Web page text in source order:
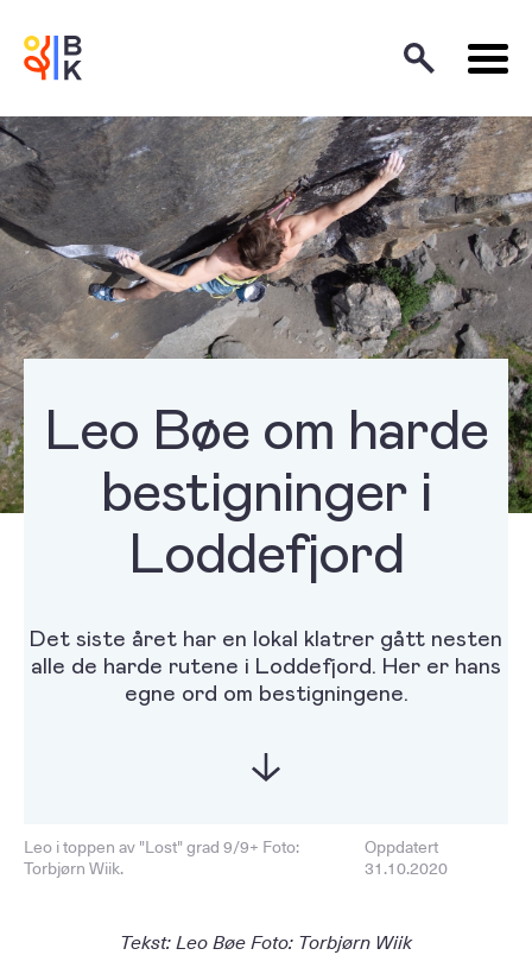
Leo Bøe om harde
bestigninger i
Loddefjord
Det siste året har en lokal klatrer gått nesten
alle de harde rutene i Loddefjord. Her er hans
egne ord om bestigningene.
Leo i toppen av "Lost" grad 9/9+ Foto:
Torbjørn Wiik.
Oppdatert
31.10.2020
Tekst: Leo Bøe Foto: Torbjørn Wiik